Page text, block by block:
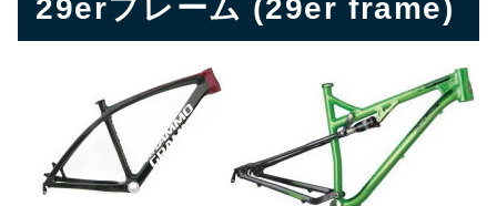
29erフレーム (29er frame)